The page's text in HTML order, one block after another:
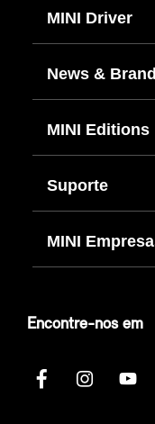
MINI Driver
News & Brand
MINI Editions
Suporte
MINI
Encontre-nos em